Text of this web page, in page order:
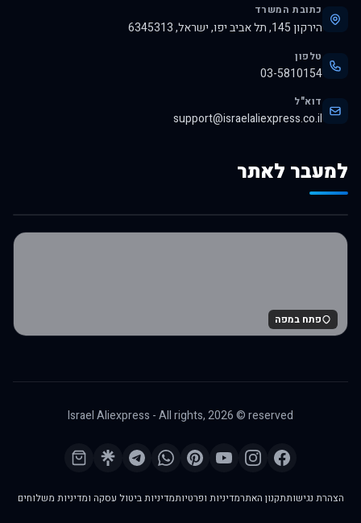
כתובת המשרד
הירקון 145, תל אביב יפו, ישראל, 6345313
טלפון
03-5810154
דוא"ל
support@israelaliexpress.co.il
למעבר לאתר
לרכישה באלי אקספרס
פתח במפה
Israel Aliexpress - All rights,2026© reserved
הצהרת נגישותתקנון האתרמדיניות ופרטיותמדיניות ביטול עסקה ומדיניות משלוחים